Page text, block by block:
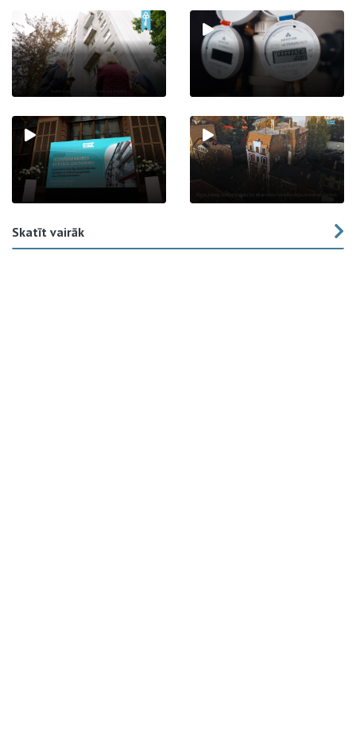
Skatīt vairāk